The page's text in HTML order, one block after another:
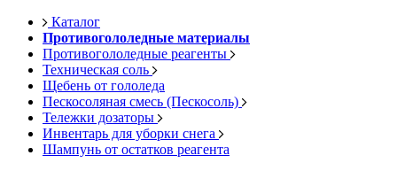
Каталог
Противогололедные материалы
Противогололедные реагенты
Техническая соль
Щебень от гололеда
Пескосоляная смесь (Пескосоль)
Тележки дозаторы
Инвентарь для уборки снега
Шампунь от остатков реагента